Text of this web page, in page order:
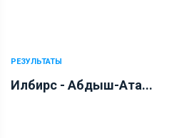
РЕЗУЛЬТАТЫ
Илбирс - Абдыш-Ата...